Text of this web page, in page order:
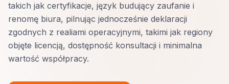
takich jak certyfikacje, język budujący zaufanie i
renomę biura, pilnując jednocześnie deklaracji
zgodnych z realiami operacyjnymi, takimi jak regiony
objęte licencją, dostępność konsultacji i minimalna
wartość współpracy.